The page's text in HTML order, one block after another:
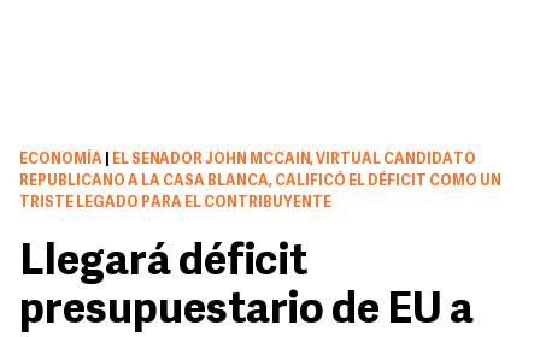
ECONOMÍA
EL SENADOR JOHN MCCAIN, VIRTUAL CANDIDATO
REPUBLICANO A LA CASA BLANCA, CALIFICÓ EL DÉFICIT COMO UN
TRISTE LEGADO PARA EL CONTRIBUYENTE
Llegará déficit
presupuestario de EU a